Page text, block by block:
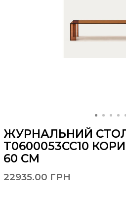
ЖУРНАЛЬНИЙ
T0600053CC10
60 СМ
22935.00 ГРН